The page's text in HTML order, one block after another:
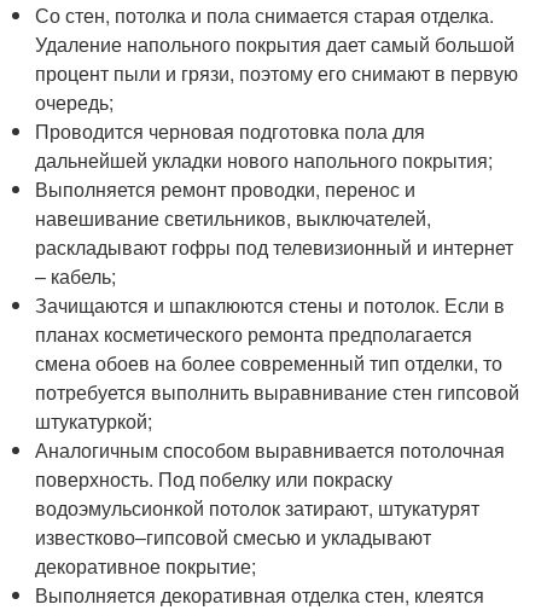
Со стен, потолка и пола снимается старая отделка.
Удаление напольного покрытия дает самый большой
процент пыли и грязи, поэтому его снимают в первую
очередь;
Проводится черновая подготовка пола для
дальнейшей укладки нового напольного покрытия;
Выполняется ремонт проводки, перенос и
навешивание светильников, выключателей,
раскладывают гофры под телевизионный и интернет
– кабель;
Зачищаются и шпаклюются стены и потолок. Если в
планах косметического ремонта предполагается
смена обоев на более современный тип отделки, то
потребуется выполнить выравнивание стен гипсовой
штукатуркой;
Аналогичным способом выравнивается потолочная
поверхность. Под побелку или покраску
водоэмульсионкой потолок затирают, штукатурят
известково–гипсовой смесью и укладывают
декоративное покрытие;
Выполняется декоративная отделка стен, клеятся